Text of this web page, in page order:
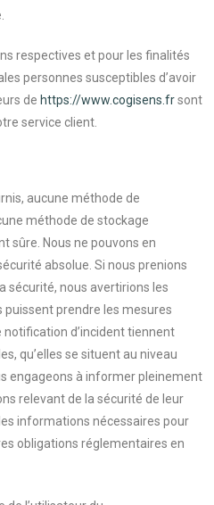
respectives et pour les finalités
personnes susceptibles d’avoir
de https://www.cogisens.frsont
service client.
aucune méthode de
méthode de stockage
sûre. Nous ne pouvons en
absolue. Si nous prenions
sécurité, nous avertirions les
puissent prendre les mesures
notification d’incident tiennent
qu’elles se situent au niveau
engageons à informer pleinement
relevant de la sécurité de leur
informations nécessaires pour
obligations réglementaires en